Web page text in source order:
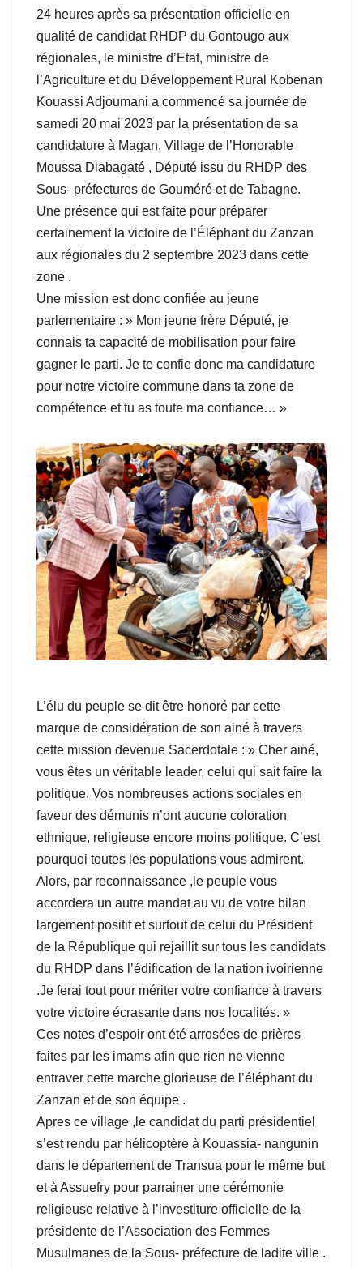
24 heures après sa présentation officielle en
qualité de candidat RHDP du Gontougo aux
régionales, le ministre d’Etat, ministre de
l’Agriculture et du Développement Rural Kobenan
Kouassi Adjoumani a commencé sa journée de
samedi 20 mai 2023 par la présentation de sa
candidature à Magan, Village de l’Honorable
Moussa Diabagaté , Député issu du RHDP des
Sous- préfectures de Gouméré et de Tabagne.
Une présence qui est faite pour préparer
certainement la victoire de l’Éléphant du Zanzan
aux régionales du 2 septembre 2023 dans cette
zone .
Une mission est donc confiée au jeune
parlementaire : » Mon jeune frère Député, je
connais ta capacité de mobilisation pour faire
gagner le parti. Je te confie donc ma candidature
pour notre victoire commune dans ta zone de
compétence et tu as toute ma confiance… »
L’élu du peuple se dit être honoré par cette
marque de considération de son ainé à travers
cette mission devenue Sacerdotale : » Cher ainé,
vous êtes un véritable leader, celui qui sait faire la
politique. Vos nombreuses actions sociales en
faveur des démunis n’ont aucune coloration
ethnique, religieuse encore moins politique. C’est
pourquoi toutes les populations vous admirent.
Alors, par reconnaissance ,le peuple vous
accordera un autre mandat au vu de votre bilan
largement positif et surtout de celui du Président
de la République qui rejaillit sur tous les candidats
du RHDP dans l’édification de la nation ivoirienne
.Je ferai tout pour mériter votre confiance à travers
votre victoire écrasante dans nos localités. »
Ces notes d’espoir ont été arrosées de prières
faites par les imams afin que rien ne vienne
entraver cette marche glorieuse de l’éléphant du
Zanzan et de son équipe .
Apres ce village ,le candidat du parti présidentiel
s’est rendu par hélicoptère à Kouassia- nangunin
dans le département de Transua pour le même but
et à Assuefry pour parrainer une cérémonie
religieuse relative à l’investiture officielle de la
présidente de l’Association des Femmes
Musulmanes de la Sous- préfecture de ladite ville .